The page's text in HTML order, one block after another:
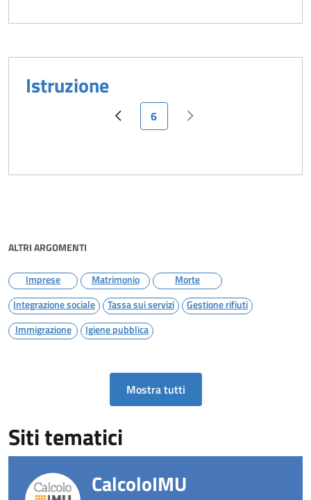
Istruzione
Pagina precedente
Pagina attuale
6 Pagina successiva
ALTRI ARGOMENTI
Imprese Matrimonio
Morte
Integrazione sociale
Tassa sui servizi
Gestione rifiuti
Immigrazione
Igiene pubblica
Mostra tutti
Siti tematici
CalcoloIMU